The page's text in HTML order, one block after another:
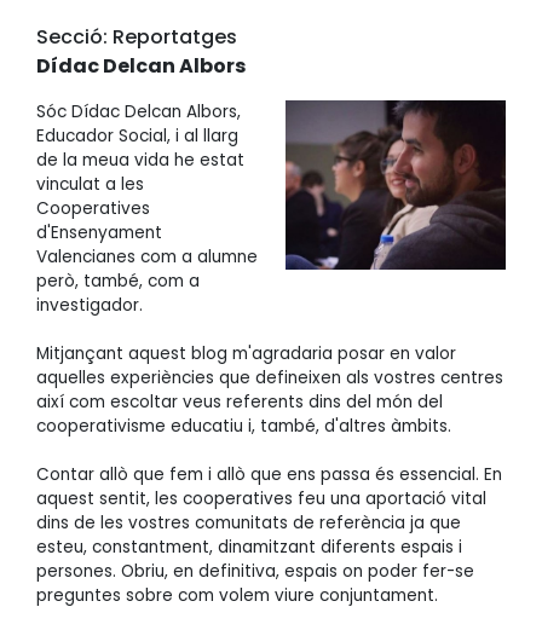
Secció: Reportatges
Dídac Delcan Albors
Sóc Dídac Delcan Albors,
Educador Social, i al llarg
de la meua vida he estat
vinculat a les
Cooperatives
d'Ensenyament
Valencianes com a alumne
però, també, com a
investigador.
Mitjançant aquest blog m'agradaria posar en valor
aquelles experiències que defineixen als vostres centres
així com escoltar veus referents dins del món del
cooperativisme educatiu i, també, d'altres àmbits.
Contar allò que fem i allò que ens passa és essencial. En
aquest sentit, les cooperatives feu una aportació vital
dins de les vostres comunitats de referència ja que
esteu, constantment, dinamitzant diferents espais i
persones. Obriu, en definitiva, espais on poder fer-se
preguntes sobre com volem viure conjuntament.